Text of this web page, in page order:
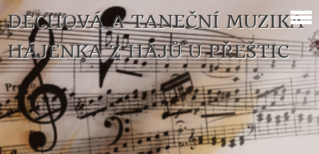
DECHOVÁ A TANEČNÍ MUZIKA
HÁJENKA Z HÁJŮ U PŘEŠTIC